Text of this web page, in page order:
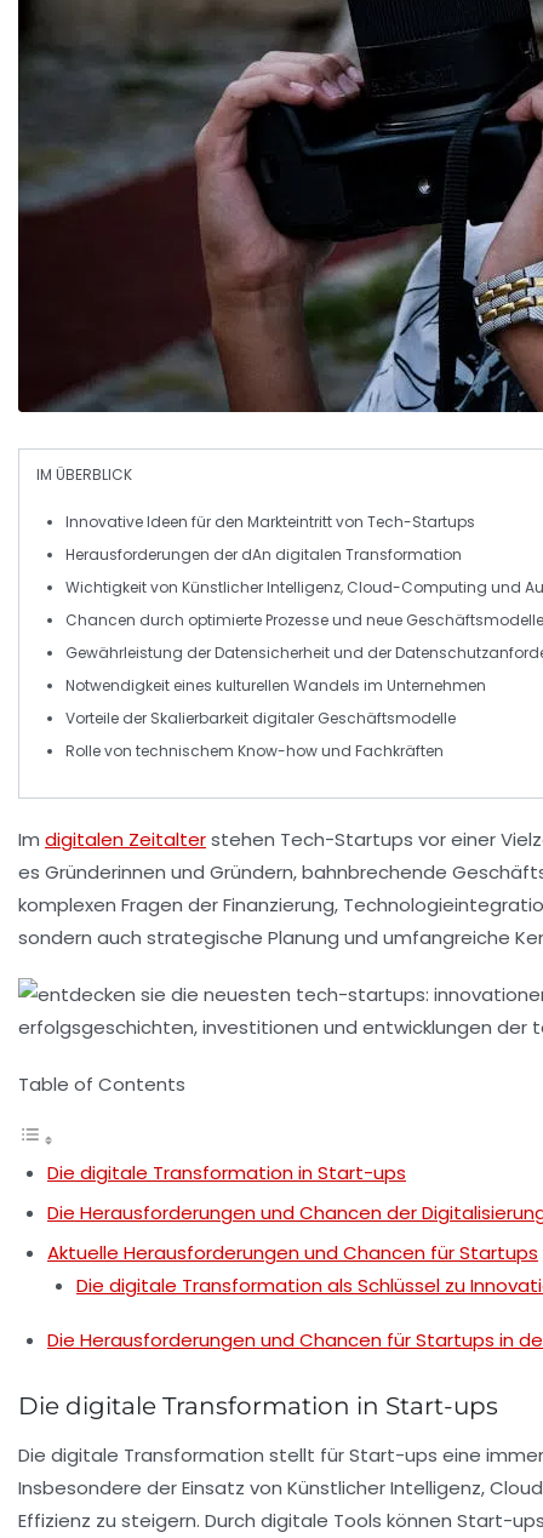
IM ÜBERBLICK
Innovative Ideen für den Markteintritt von Tech-Startups
Herausforderungen der dAn digitalen Transformation
Wichtigkeit von Künstlicher Intelligenz, Cloud-Computing und
Chancen durch optimierteProzesseund neue Geschäftsmodelle
Gewährleistung derDatensicherheitund der
Notwendigkeit eines kulturellen Wandels im Unternehmen
Vorteile der Skalierbarkeit digitaler Geschäftsmodelle
Rolle von technischem Know-howund Fachkräften
Im digitalen Zeitalterstehen Tech-Startups vor einer
es Gründerinnen und Gründern, bahnbrechende
komplexen Fragen derFinanzierung,
sondern auch strategische Planung und umfangreiche
Table of Contents
Die digitale Transformation in Start-ups
Die Herausforderungen und Chancen der
Aktuelle Herausforderungen und Chancen für Startups
Die digitale Transformation als Schlüssel zu
Die Herausforderungen und Chancen für Startups in
Die digitale Transformation in Start-ups
Die digitale Transformation stellt für Start-ups eine
Insbesondere der Einsatz von Künstlicher Intelligenz,
Effizienz zu steigern. Durch digitale Tools können Start-